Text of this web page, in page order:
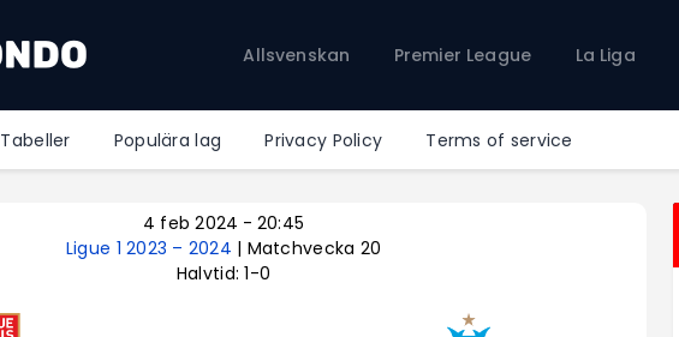
Allsvenskan Premier League La Liga
Tabeller Populära lag Privacy Policy Terms of service
Premier League
La Liga
Bundesliga
Ligue 1
4 feb 2024 - 20:45
Ligue 1 2023 – 2024 | Matchvecka 20
Halvtid: 1-0